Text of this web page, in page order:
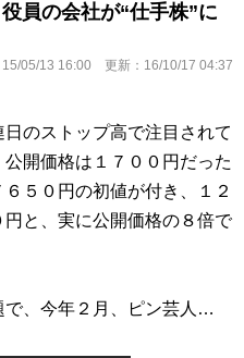
員の会社が“仕手株”に
15/05/13 16:00 更新： 16/10/17 04:37
のストップ高で注目されて
開価格は１７００円だった
５０円の初値が付き、１２
と、実に公開価格の８倍で
、今年２月、ピン芸人…